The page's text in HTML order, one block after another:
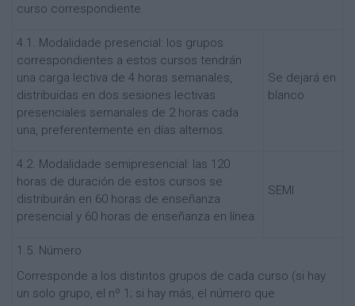
curso correspondiente.
4.1. Modalidade presencial: los grupos
correspondientes a estos cursos tendrán
una carga lectiva de 4 horas semanales,
distribuidas en dos sesiones lectivas
presenciales semanales de 2 horas cada
una, preferentemente en días alternos.
Se dejará en
blanco
4.2. Modalidade semipresencial: las 120
horas de duración de estos cursos se
distribuirán en 60 horas de enseñanza
presencial y 60 horas de enseñanza en línea.
SEMI
1.5. Número
Corresponde a los distintos grupos de cada curso (si hay
un solo grupo, el nº 1; si hay más, el número que